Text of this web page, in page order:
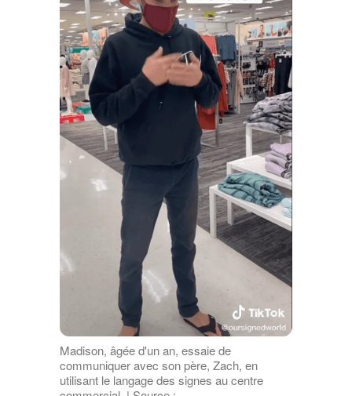
Madison, âgée d'un an, essaie de
communiquer avec son père, Zach, en
utilisant le langage des signes au centre